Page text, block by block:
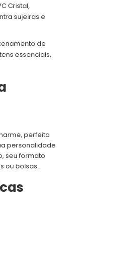
Cristal,
sujeiras e
de
essenciais,
perfeita
personalidade
seu formato
ou bolsas.